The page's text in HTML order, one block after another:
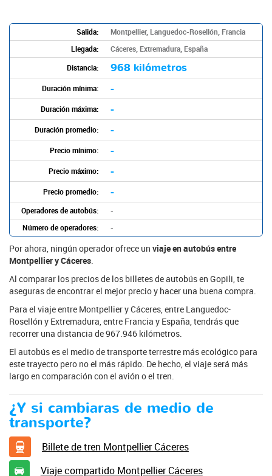
Salida:
Montpellier, Languedoc-Rosellón, Francia
Llegada:
Cáceres, Extremadura, España
Distancia:
968 kilómetros
Duración mínima: -
Duración máxima: -
Duración promedio: -
Precio mínimo: -
Precio máximo: -
Precio promedio: -
Operadores de autobús:
-
Número de operadores:
-
Por ahora, ningún operador ofrece un viaje en autobús entre
Montpellier y Cáceres.
Al comparar los precios de los billetes de autobús en Gopili, te
aseguras de encontrar el mejor precio y hacer una buena compra.
Para el viaje entre Montpellier y Cáceres, entre Languedoc-
Rosellón y Extremadura, entre Francia y España, tendrás que
recorrer una distancia de 967.946 kilómetros.
El autobús es el medio de transporte terrestre más ecológico para
este trayecto pero no el más rápido. De hecho, el viaje será más
largo en comparación con el avión o el tren.
¿Y si cambiaras de medio de
transporte?
Billete de tren Montpellier Cáceres
Viaje compartido Montpellier Cáceres